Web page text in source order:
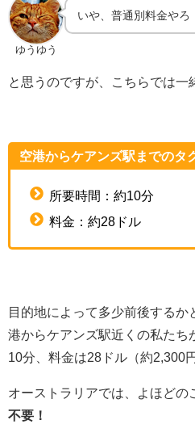
ゆうゆう
いや、普通別料金やろ
と思うのですが、こちらでは一
空港からケアンズ駅までのタ
所要時間：約10分
料金：約28ドル
目的地によって多少前後するか
港からケアンズ駅近くの私たち
10分、料金は28ドル（約2,300
オーストラリアでは、よほどの
不要！